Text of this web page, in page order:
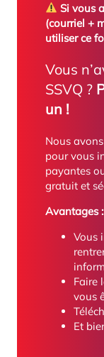
Si vous
(courriel +
utiliser ce
Vous
SSVQ ?
un !
Nous
pour vous
payantes
gratuit et
Avantages :
Vous
Faire
vous
Et